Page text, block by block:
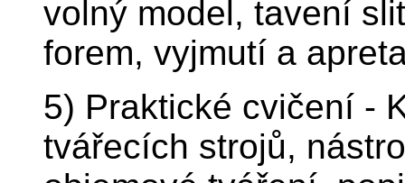
volný model, tavení
forem, vyjmutí a
5) Praktické cvičení -
tvářecích strojů,